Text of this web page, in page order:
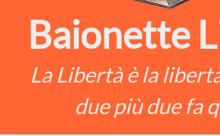
Baionette
La Libertà è la
due più due fa